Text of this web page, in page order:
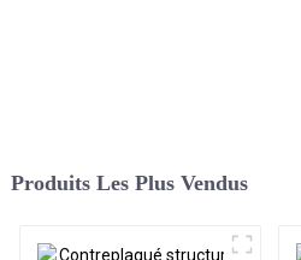
Produits Les Plus Vendus